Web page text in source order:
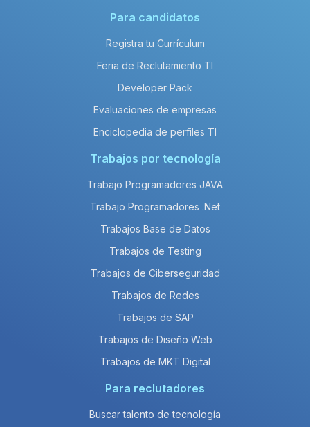
Para candidatos
Registra tu Currículum
Feria de Reclutamiento TI
Developer Pack
Evaluaciones de empresas
Enciclopedia de perfiles TI
Trabajos por tecnología
Trabajo Programadores JAVA
Trabajo Programadores .Net
Trabajos Base de Datos
Trabajos de Testing
Trabajos de Ciberseguridad
Trabajos de Redes
Trabajos de SAP
Trabajos de Diseño Web
Trabajos de MKT Digital
Para reclutadores
Buscar talento de tecnología